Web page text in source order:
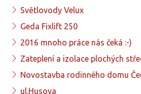
Světlovody Velux
Geda Fixlift 250
2016 mnoho práce nás čeká :-)
Zateplení a izolace plochých
Novostavba rodinného domu
ul.Husova